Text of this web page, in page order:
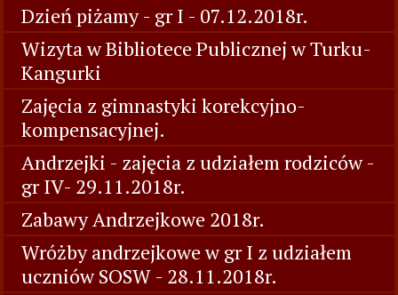
Dzień piżamy - gr I - 07.12.2018r.
Wizyta w Bibliotece Publicznej w Turku-
Kangurki
Zajęcia z gimnastyki korekcyjno-
kompensacyjnej.
Andrzejki - zajęcia z udziałem rodziców -
gr IV- 29.11.2018r.
Zabawy Andrzejkowe 2018r.
Wróżby andrzejkowe w gr I z udziałem
uczniów SOSW - 28.11.2018r.